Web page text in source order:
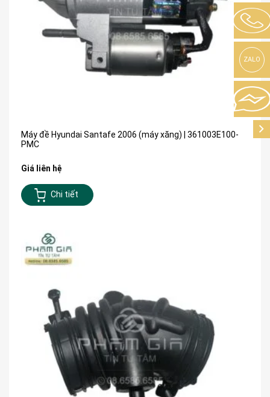
Máy đề Hyundai Santafe 2006 (máy xăng) | 361003E100-
PMC
Giá liên hệ
Chi tiết
ZALO